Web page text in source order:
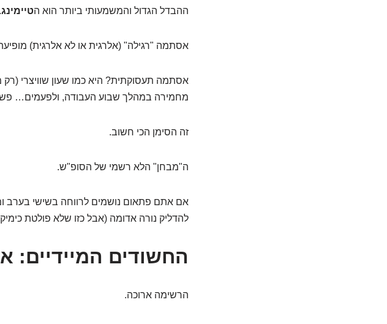
ההבדל הגדול והמשמעותי ביותר הוא הטיימינג.
אסתמה "רגילה" (אלרגית או לא אלרגית)
אסתמה תעסוקתית? היא כמו שעון שוויצרי
מחמירה במהלך שבוע העבודה, ולפעמים…
זה הסימן הכי חשוב.
ה"מבחן" הלא רשמי של הסופ"ש.
אם אתם פתאום נושמים לרווחה בשישי בערב
להדליק נורה אדומה (אבל כזו שלא פולטת
החשודים המיידיים:
הרשימה ארוכה.